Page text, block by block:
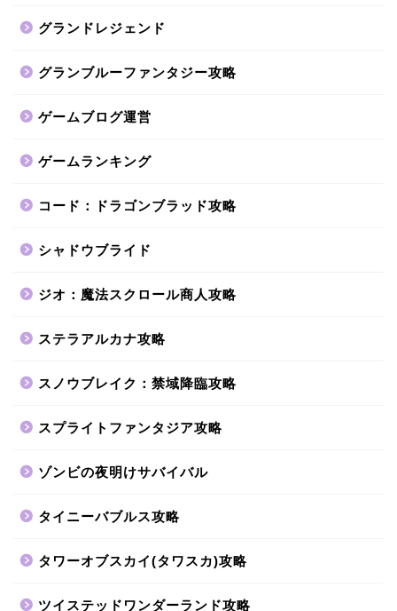
グランドレジェンド
グランブルーファンタジー攻略
ゲームブログ運営
ゲームランキング
コード：ドラゴンブラッド攻略
シャドウブライド
ジオ：魔法スクロール商人攻略
ステラアルカナ攻略
スノウブレイク：禁域降臨攻略
スプライトファンタジア攻略
ゾンビの夜明けサバイバル
タイニーバブルス攻略
タワーオブスカイ(タワスカ)攻略
ツイステッドワンダーランド攻略